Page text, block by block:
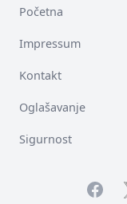
Početna
Impressum
Kontakt
Oglašavanje
Sigurnost